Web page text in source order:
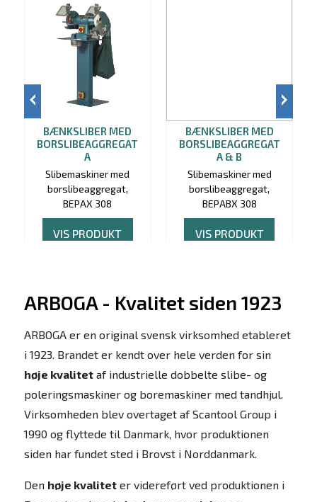
BÆNKSLIBER MED
BORSLIBEAGGREGAT
A
Slibemaskiner med
borslibeaggregat,
BEPAX 308
VIS PRODUKT
BÆNKSLIBER MED
BORSLIBEAGGREGAT
A & B
Slibemaskiner med
borslibeaggregat,
BEPABX 308
VIS PRODUKT
ARBOGA - Kvalitet siden 1923
ARBOGA er en original svensk virksomhed etableret
i 1923. Brandet er kendt over hele verden for sin
høje kvalitetaf industrielle dobbelte slibe- og
poleringsmaskiner og boremaskiner med tandhjul.
Virksomheden blev overtaget af Scantool Group i
1990 og flyttede til Danmark, hvor produktionen
siden har fundet sted i Brovst i Norddanmark.
Den høje kvaliteter videreført ved produktionen i